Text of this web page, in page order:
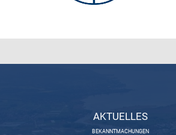
AKTUELLES
BEKANNTMACHUNGEN